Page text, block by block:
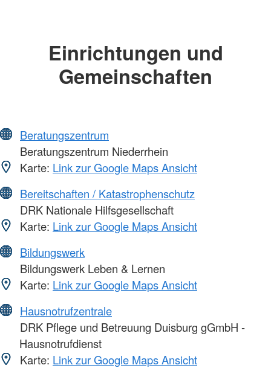
Einrichtungen und
Gemeinschaften
Beratungszentrum
Beratungszentrum Niederrhein
Karte: Link zur Google Maps Ansicht
Bereitschaften / Katastrophenschutz
DRK Nationale Hilfsgesellschaft
Karte: Link zur Google Maps Ansicht
Bildungswerk
Bildungswerk Leben & Lernen
Karte: Link zur Google Maps Ansicht
Hausnotrufzentrale
DRK Pflege und Betreuung Duisburg gGmbH -
Hausnotrufdienst
Karte: Link zur Google Maps Ansicht